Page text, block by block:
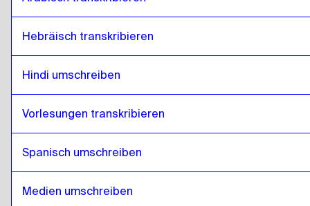
Hebräisch transkribieren
Hindi umschreiben
Vorlesungen transkribieren
Spanisch umschreiben
Medien umschreiben